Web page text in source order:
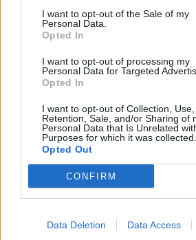
I want to opt-out of the Sale of my
Personal Data.
Opted In
I want to opt-out of processing my
Personal Data for Targeted
Opted In
I want to opt-out of Collection, Use,
Retention, Sale, and/or Sharing of
Personal Data that Is Unrelated
Purposes for which it was collected.
Opted Out
CONFIRM
Data Deletion Data Access
Ακολουθήστε το E-Radio.gr
Για ακόμη περισσότερα ,
Ακολουθήστε το E-Radio.gr